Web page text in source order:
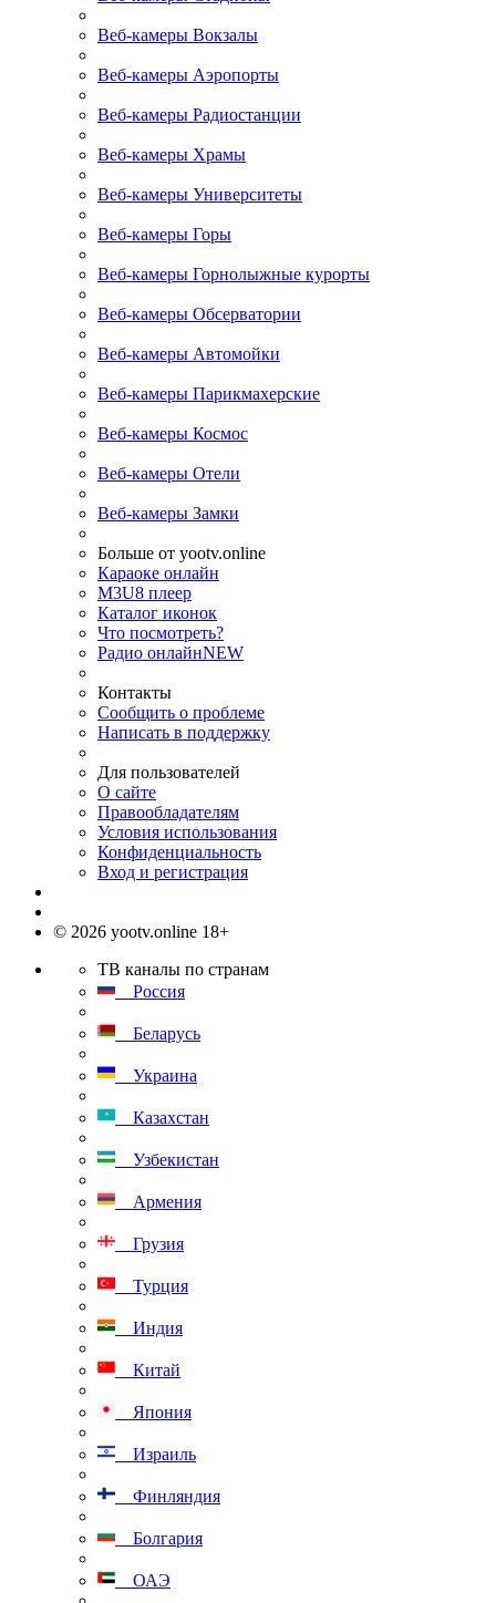
Веб-камеры Вокзалы
Веб-камеры Аэропорты
Веб-камеры Радиостанции
Веб-камеры Храмы
Веб-камеры Университеты
Веб-камеры Горы
Веб-камеры Горнолыжные курорты
Веб-камеры Обсерватории
Веб-камеры Автомойки
Веб-камеры Парикмахерские
Веб-камеры Космос
Веб-камеры Отели
Веб-камеры Замки
Больше от yootv.online
Караоке онлайн
M3U8 плеер
Каталог иконок
Что посмотреть?
Радио онлайнNEW
Контакты
Сообщить о проблеме
Написать в поддержку
Для пользователей
О сайте
Правообладателям
Условия использования
Конфиденциальность
Вход и регистрация
© 2026 yootv.online 18+
ТВ каналы по странам
Россия
Беларусь
Украина
Казахстан
Узбекистан
Армения
Грузия
Турция
Индия
Китай
Япония
Израиль
Финляндия
Болгария
ОАЭ